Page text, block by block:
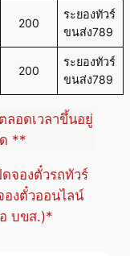
200
ระยองทัวร์
ขนส่ง789
200
ระยองทัวร์
ขนส่ง789
ลอดเวลาขึ้นอยู่
**
ดจองตั๋วรถทัวร์
องตั๋วออนไลน์
บขส.)*